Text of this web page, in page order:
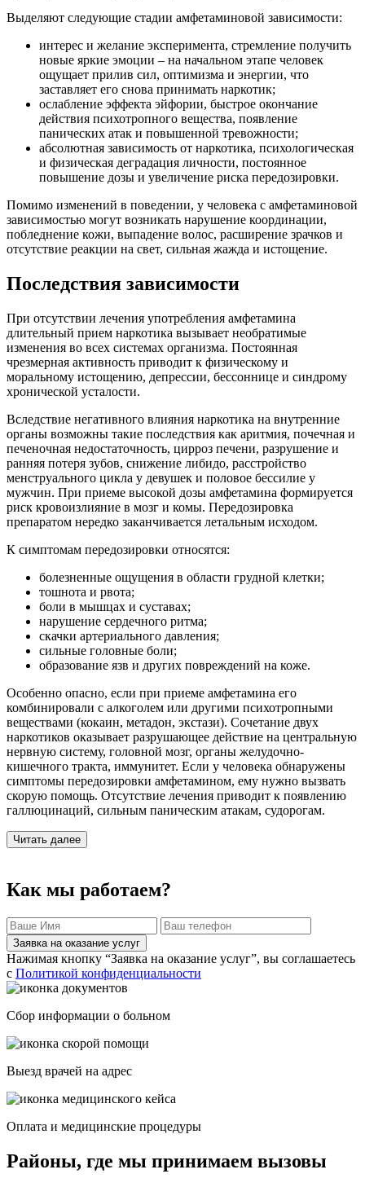
Выделяют следующие стадии амфетаминовой зависимости:
интерес и желание эксперимента, стремление получить
новые яркие эмоции – на начальном этапе человек
ощущает прилив сил, оптимизма и энергии, что
заставляет его снова принимать наркотик;
ослабление эффекта эйфории, быстрое окончание
действия психотропного вещества, появление
панических атак и повышенной тревожности;
абсолютная зависимость от наркотика, психологическая
и физическая деградация личности, постоянное
повышение дозы и увеличение риска передозировки.
Помимо изменений в поведении, у человека с амфетаминовой
зависимостью могут возникать нарушение координации,
побледнение кожи, выпадение волос, расширение зрачков и
отсутствие реакции на свет, сильная жажда и истощение.
Последствия зависимости
При отсутствии лечения употребления амфетамина
длительный прием наркотика вызывает необратимые
изменения во всех системах организма. Постоянная
чрезмерная активность приводит к физическому и
моральному истощению, депрессии, бессоннице и синдрому
хронической усталости.
Вследствие негативного влияния наркотика на внутренние
органы возможны такие последствия как аритмия, почечная и
печеночная недостаточность, цирроз печени, разрушение и
ранняя потеря зубов, снижение либидо, расстройство
менструального цикла у девушек и половое бессилие у
мужчин. При приеме высокой дозы амфетамина формируется
риск кровоизлияние в мозг и комы. Передозировка
препаратом нередко заканчивается летальным исходом.
К симптомам передозировки относятся:
болезненные ощущения в области грудной клетки;
тошнота и рвота;
боли в мышцах и суставах;
нарушение сердечного ритма;
скачки артериального давления;
сильные головные боли;
образование язв и других повреждений на коже.
Особенно опасно, если при приеме амфетамина его
комбинировали с алкоголем или другими психотропными
веществами (кокаин, метадон, экстази). Сочетание двух
наркотиков оказывает разрушающее действие на центральную
нервную систему, головной мозг, органы желудочно-
кишечного тракта, иммунитет. Если у человека обнаружены
симптомы передозировки амфетамином, ему нужно вызвать
скорую помощь. Отсутствие лечения приводит к появлению
галлюцинаций, сильным паническим атакам, судорогам.
Читать далее
Как мы работаем?
Заявка на оказание услуг
Нажимая кнопку “Заявка на оказание услуг”, вы соглашаетесь
с Политикой конфиденциальности
Сбор информации о больном
Выезд врачей на адрес
Оплата и медицинские процедуры
Районы, где мы принимаем вызовы